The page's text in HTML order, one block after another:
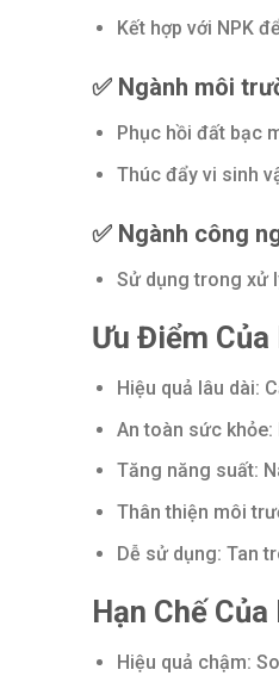
Kết hợp với NPK
✅ Ngành môi
Phục hồi đất bạc
Thúc đẩy vi sinh
✅ Ngành công
Sử dụng trong xử
Ưu Điểm
Hiệu quả lâu dài:
An toàn sức
Tăng năng suất:
Thân thiện môi
Dễ sử dụng: Tan
Hạn Chế
Hiệu quả chậm: